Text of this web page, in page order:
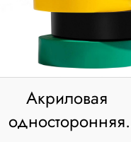
Акриловая
односторонняя